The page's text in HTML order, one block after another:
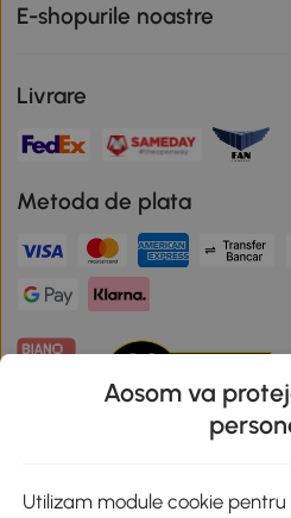
E-shopurile noastre
Livrare
Metoda de plata
Descarca aplicatia Aosom
Aosom va
Utilizam module cookie